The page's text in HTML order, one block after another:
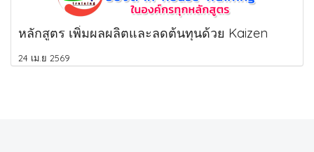
หลักสูตร เพิ่มผลผลิตและลดต้นทุนด้วย Kaizen
24 เม.ย 2569